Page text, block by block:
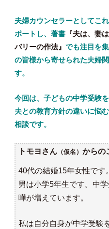
夫婦カウンセラーとしてこ
ポートし、著書 『夫は、妻
バリーの作法』 でも注目を
の皆様から寄せられた夫婦
す。
今回は、子どもの中学受験
夫との教育方針の違いに悩
相談です。
トモヨさん （仮名） からの
40代の結婚15年女性です
男は小学5年生です。中
嘩が増えています。
私は自分自身が中学受験